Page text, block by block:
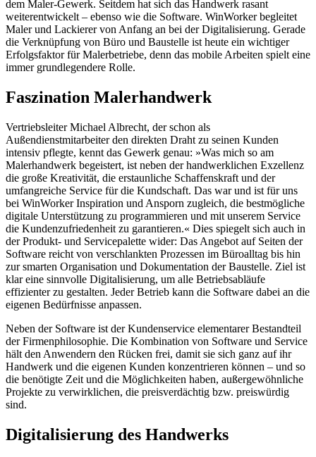
dem Maler-Gewerk. Seitdem hat sich das Handwerk rasant
weiterentwickelt – ebenso wie die Software. WinWorker begleitet
Maler und Lackierer von Anfang an bei der Digitalisierung. Gerade
die Verknüpfung von Büro und Baustelle ist heute ein wichtiger
Erfolgsfaktor für Malerbetriebe, denn das mobile Arbeiten spielt eine
immer grundlegendere Rolle.
Faszination Malerhandwerk
Vertriebsleiter Michael Albrecht, der schon als
Außendienstmitarbeiter den direkten Draht zu seinen Kunden
intensiv pflegte, kennt das Gewerk genau: »Was mich so am
Malerhandwerk begeistert, ist neben der handwerklichen Exzellenz
die große Kreativität, die erstaunliche Schaffenskraft und der
umfangreiche Service für die Kundschaft. Das war und ist für uns
bei WinWorker Inspiration und Ansporn zugleich, die bestmögliche
digitale Unterstützung zu programmieren und mit unserem Service
die Kundenzufriedenheit zu garantieren.« Dies spiegelt sich auch in
der Produkt- und Servicepalette wider: Das Angebot auf Seiten der
Software reicht von verschlankten Prozessen im Büroalltag bis hin
zur smarten Organisation und Dokumentation der Baustelle. Ziel ist
klar eine sinnvolle Digitalisierung, um alle Betriebsabläufe
effizienter zu gestalten. Jeder Betrieb kann die Software dabei an die
eigenen Bedürfnisse anpassen.
Neben der Software ist der Kundenservice elementarer Bestandteil
der Firmenphilosophie. Die Kombination von Software und Service
hält den Anwendern den Rücken frei, damit sie sich ganz auf ihr
Handwerk und die eigenen Kunden konzentrieren können – und so
die benötigte Zeit und die Möglichkeiten haben, außergewöhnliche
Projekte zu verwirklichen, die preisverdächtig bzw. preiswürdig
sind.
Digitalisierung des Handwerks